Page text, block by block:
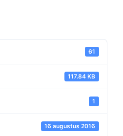
61
117.84 KB
1
16 augustus 2016